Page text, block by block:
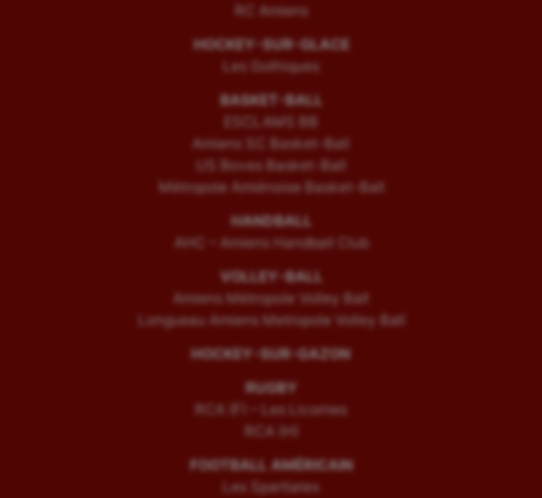
RC Amiens
HOCKEY-SUR-GLACE
Les Gothiques
BASKET-BALL
ESCLAMS BB
Amiens SC Basket-Ball
US Boves Basket-Ball
Métropole Amiénoise Basket-Ball
HANDBALL
AHC – Amiens Handball Club
VOLLEY-BALL
Amiens Métropole Volley Ball
Longueau Amiens Metropole Volley Ball
HOCKEY-SUR-GAZON
RUGBY
RCA (F) – Les Licornes
RCA (H)
FOOTBALL AMÉRICAIN
Les Spartiates